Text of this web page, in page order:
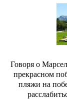
Говоря о
прекрасном
пляжи на